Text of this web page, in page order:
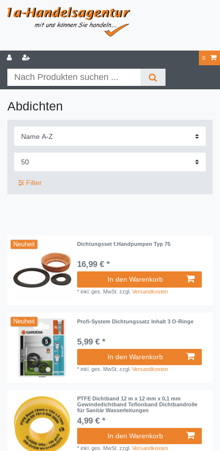
0
Abdichten
Filter
Neuheit Dichtungsset f.Handpumpen Typ 75
16,99 € *
In den Warenkorb
*inkl. ges. MwSt. zzgl.Versandkosten
Neuheit Profi-System Dichtungssatz Inhalt 3 O-Ringe
5,99 € *
In den Warenkorb
*inkl. ges. MwSt. zzgl.Versandkosten
PTFE Dichtband 12 m x 12 mm x 0,1 mm
Gewindedichtband Teflonband Dichtbandrolle
für Sanitär Wasserleitungen
4,99 € *
In den Warenkorb
*inkl. ges. MwSt. zzgl.Versandkosten